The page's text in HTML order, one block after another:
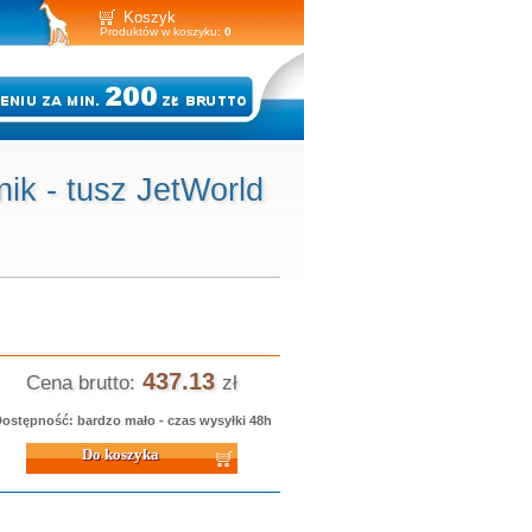
Koszyk
Produktów w koszyku: 0
- tusz JetWorld
Cena brutto: 437.13 zł
bardzo mało - czas wysyłki 48h
koszyka